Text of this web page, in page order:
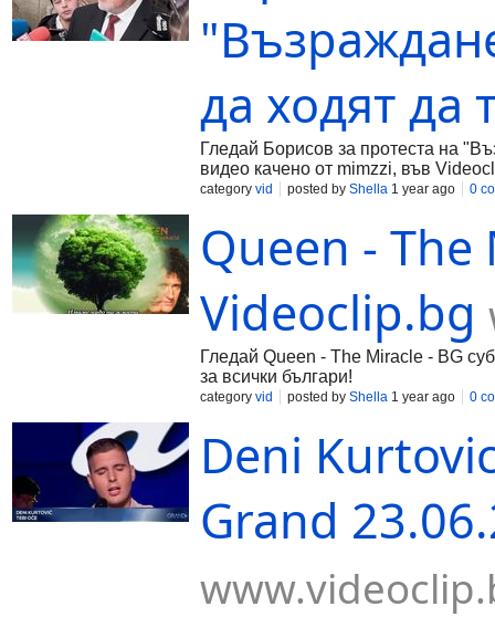
да ходят да
Гледай Борисов за протеста на
видео качено от mimzzi, във
category vid posted by Shella 1 year ago 0
Queen - The
Videoclip.bg
Гледай Queen - The Miracle - BG
за всички българи!
category vid posted by Shella 1 year ago 0
Deni
Grand